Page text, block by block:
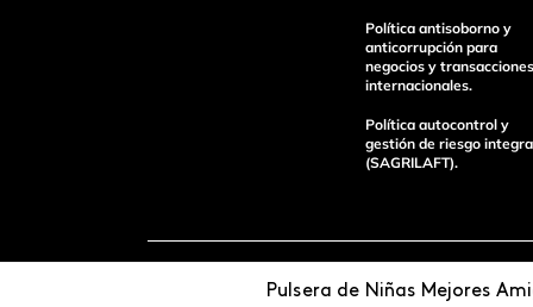
Pulsera de Niñas Mejores
Enviar ComentarioPolítica antisoborno y
anticorrupción para
negocios y transacciones
internacionales.
Política autocontrol y
gestión de riesgo
(SAGRILAFT).
Pagos 100%
Entregas a